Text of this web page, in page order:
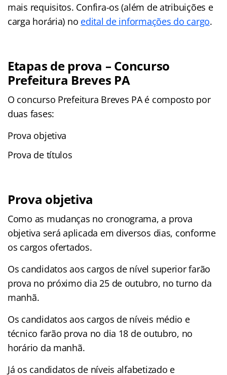
mais requisitos. Confira-os (além de atribuições e
carga horária) no edital de informações do cargo.
Etapas de prova – Concurso
Prefeitura Breves PA
O concurso Prefeitura Breves PA é composto por
duas fases:
Prova objetiva
Prova de títulos
Prova objetiva
Como as mudanças no cronograma, a prova
objetiva será aplicada em diversos dias, conforme
os cargos ofertados.
Os candidatos aos cargos de nível superior farão
prova no próximo dia 25 de outubro, no turno da
manhã.
Os candidatos aos cargos de níveis médio e
técnico farão prova no dia 18 de outubro, no
horário da manhã.
Já os candidatos de níveis alfabetizado e